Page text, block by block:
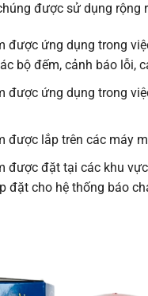
được sử dụng rộng
ứng dụng trong
bộ đếm, cảnh báo lỗi,
được ứng dụng trong
lắp trên các máy
được đặt tại các khu
đặt cho hệ thống báo